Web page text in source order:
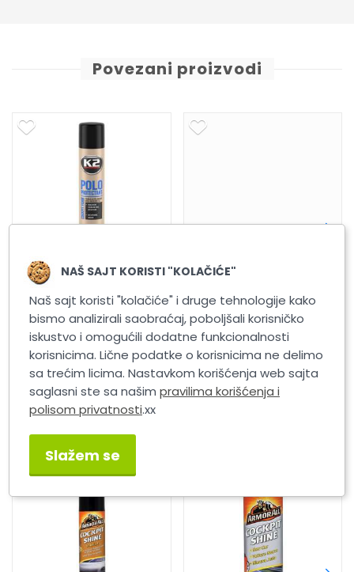
Povezani proizvodi
K2 POLO PROTECTANT
750ML FAHREN
770ML – GREEN TEA
Slični proizvodi
NAŠ SAJT KORISTI "KOLAČIĆE"
Naš sajt koristi "kolačiće" i druge tehnologije kako
bismo analizirali saobraćaj, poboljšali korisničko
iskustvo i omogućili dodatne funkcionalnosti
korisnicima. Lične podatke o korisnicima ne delimo
sa trećim licima. Nastavkom korišćenja web sajta
saglasni ste sa našimpravilima korišćenja i
polisom privatnosti.xx
Slažem se